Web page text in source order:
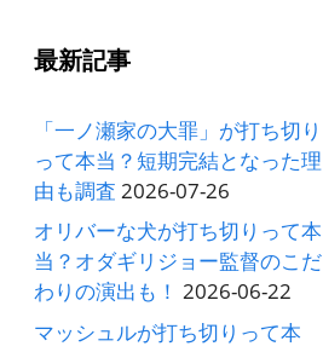
最新記事
「一ノ瀬家の大罪」が打ち切り
って本当？短期完結となった理
由も調査 2026-07-26
オリバーな犬が打ち切りって本
当？オダギリジョー監督のこだ
わりの演出も！ 2026-06-22
マッシュルが打ち切りって本